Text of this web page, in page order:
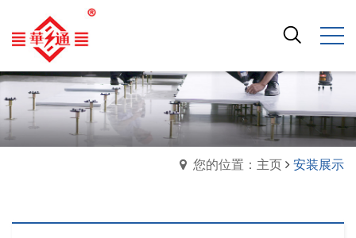
您的位置：主页 安装展示